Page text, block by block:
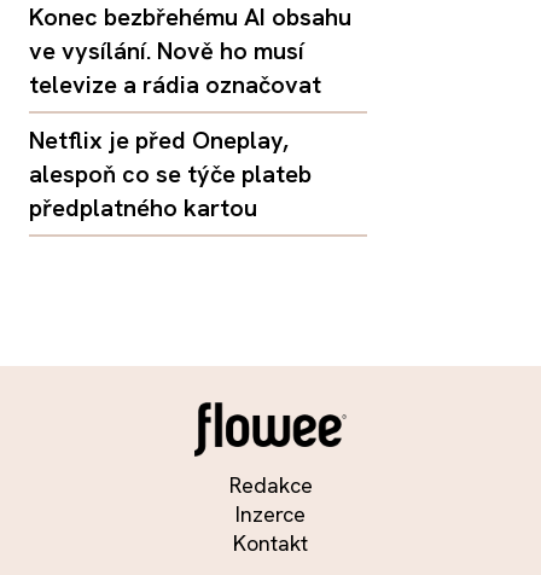
Konec bezbřehému AI obsahu
ve vysílání. Nově ho musí
televize a rádia označovat
Netflix je před Oneplay,
alespoň co se týče plateb
předplatného kartou
Redakce
Inzerce
Kontakt